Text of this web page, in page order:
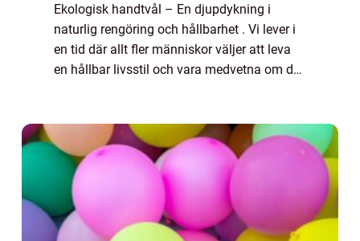
Ekologisk handtvål – En djupdykning i
naturlig rengöring och hållbarhet . Vi lever i
en tid där allt fler människor väljer att leva
en hållbar livsstil och vara medvetna om de